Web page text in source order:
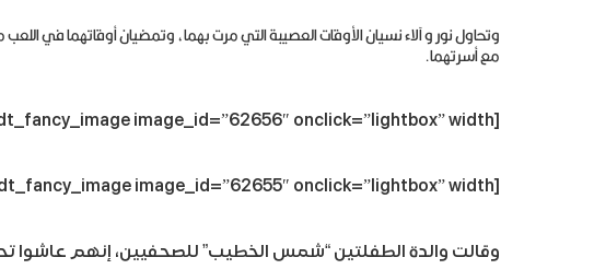
وتحاول نور و آلاء نسيان الأوقات العصيبة التي مرت بهما، وتمضيان أوقاتهما في
مع أسرتهما.
[dt_fancy_image image_id=”62656″ onclick=”lightbox” width=””]
[dt_fancy_image image_id=”62655″ onclick=”lightbox” width=””]
وقالت والدة الطفلتين “شمس الخطيب” للصحفيين، إنهم عاشوا